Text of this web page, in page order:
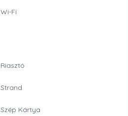
Wi-Fi
Riasztó
Strand
Szép Kártya